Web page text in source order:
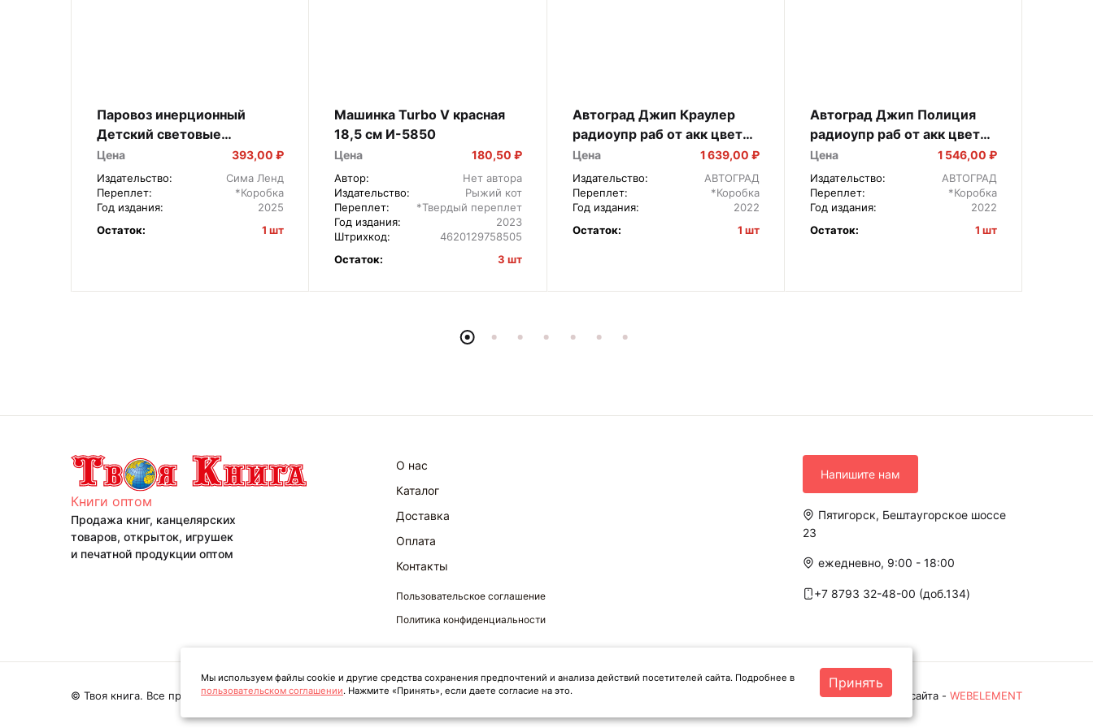
Паровоз инерционный
Детский световые
звуковые эффекты цвета
МИКС 122053
Цена 393,00 ₽
Издательство:
Сима Ленд
Переплет:
*Коробка
Год издания:
2025
Остаток:
1 шт
Машинка Turbo V красная
18,5 см И-5850
Цена 180,50 ₽
Автор:
Нет автора
Издательство:
Рыжий кот
Переплет:
*Твердый переплет
Год издания:
2023
Штрихкод:
4620129758505
Остаток:
3 шт
Автоград Джип Краулер
радиоупр раб от акк цвет
синий 7342502
Цена 1 639,00 ₽
Издательство:
АВТОГРАД
Переплет:
*Коробка
Год издания:
2022
Остаток:
1 шт
Автоград Джип Полиция
радиоупр раб от акк цвет
синий 7342499
Цена 1 546,00 ₽
Издательство:
АВТОГРАД
Переплет:
*Коробка
Год издания:
2022
Остаток:
1 шт
Книги оптом
Продажа книг, канцелярских
товаров, открыток, игрушек
и печатной продукции оптом
О нас
Каталог
Доставка
Оплата
Контакты
Пользовательское соглашение
Политика конфиденциальности
Напишите нам
Пятигорск, Бештаугорское шоссе
23
ежедневно, 9:00 - 18:00
+7 8793 32-48-00 (доб.134)
© Твоя книга. Все права защищены. 2026 Разработка сайта - WEBELEMENT
Мы используем файлы cookie и другие средства сохранения предпочтений и анализа действий посетителей сайта. Подробнее в
пользовательском соглашении. Нажмите «Принять», если даете согласие на это. Принять